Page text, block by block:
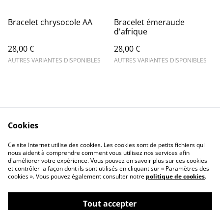
Bracelet chrysocole AA
28,00 €
AUTRES VARIANTES DISPONIBLES
Bracelet émeraude
d'afrique
28,00 €
AUTRES VARIANTES DISPONIBLES
Contact Us
Legal Terms
Privacy Policy
Cookie Policy
Cookies
Ce site Internet utilise des cookies. Les cookies sont de petits fichiers qui
nous aident à comprendre comment vous utilisez nos services afin
d'améliorer votre expérience. Vous pouvez en savoir plus sur ces cookies
et contrôler la façon dont ils sont utilisés en cliquant sur « Paramètres des
cookies ». Vous pouvez également consulter notre politique de cookies.
Tout accepter